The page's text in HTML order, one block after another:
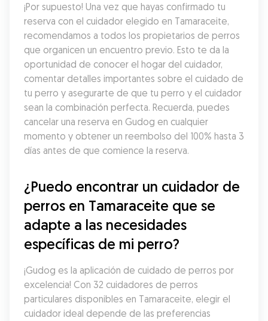
¡Por supuesto! Una vez que hayas confirmado tu
reserva con el cuidador elegido en Tamaraceite,
recomendamos a todos los propietarios de perros
que organicen un encuentro previo. Esto te da la
oportunidad de conocer el hogar del cuidador,
comentar detalles importantes sobre el cuidado de
tu perro y asegurarte de que tu perro y el cuidador
sean la combinación perfecta. Recuerda, puedes
cancelar una reserva en Gudog en cualquier
momento y obtener un reembolso del 100% hasta 3
días antes de que comience la reserva.
¿Puedo encontrar un cuidador de
perros en Tamaraceite que se
adapte a las necesidades
específicas de mi perro?
¡Gudog es la aplicación de cuidado de perros por
excelencia! Con 32 cuidadores de perros
particulares disponibles en Tamaraceite, elegir el
cuidador ideal depende de las preferencias